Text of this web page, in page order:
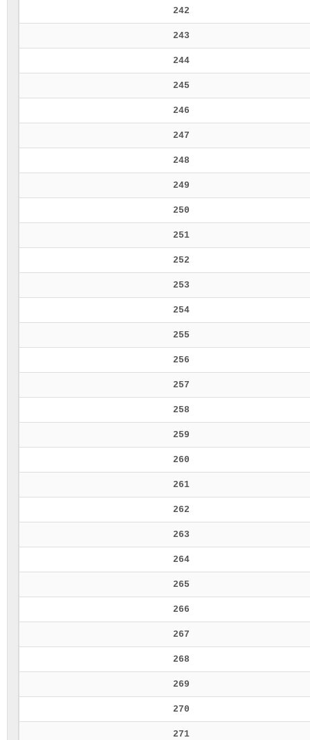
242
243
244
245
246
247
248
249
250
251
252
253
254
255
256
257
258
259
260
261
262
263
264
265
266
267
268
269
270
271